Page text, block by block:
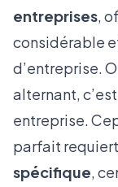
entreprises,
considérable
d’entreprise.
alternant,
entreprise.
parfait
spécifique,